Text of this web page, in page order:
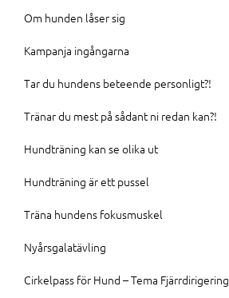
Om hunden låser sig
Kampanja ingångarna
Tar du hundens beteende personligt?!
Tränar du mest på sådant ni redan kan?!
Hundträning kan se olika ut
Hundträning är ett pussel
Träna hundens fokusmuskel
Nyårsgalatävling
Cirkelpass för Hund – Tema Fjärrdirigering